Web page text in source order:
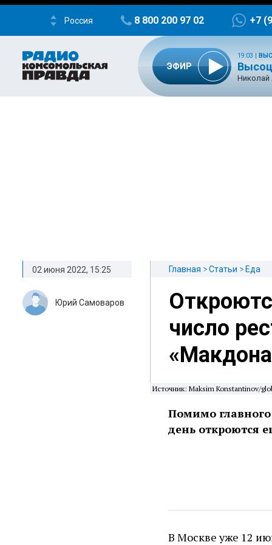
Россия 8 800 200 97 02 +7
ЭФИР
19:03
Николай
Главная Статьи Еда
число
Источник: Maksim Konstantinov/
Помимо главного
день откроются
В Москве уже 12
02 июня 2022, 15:25
Юрий Самоваров